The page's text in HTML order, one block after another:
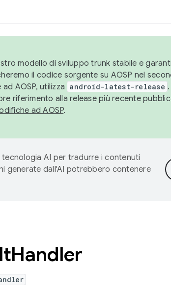
modello di sviluppo trunk stabile e
il codice sorgente su AOSP nel
AOSP, utilizza android-latest-release
riferimento alla release più recente
ad AOSP.
tecnologia AI per tradurre i contenuti
generate dall'AI potrebbero contenere
Handler